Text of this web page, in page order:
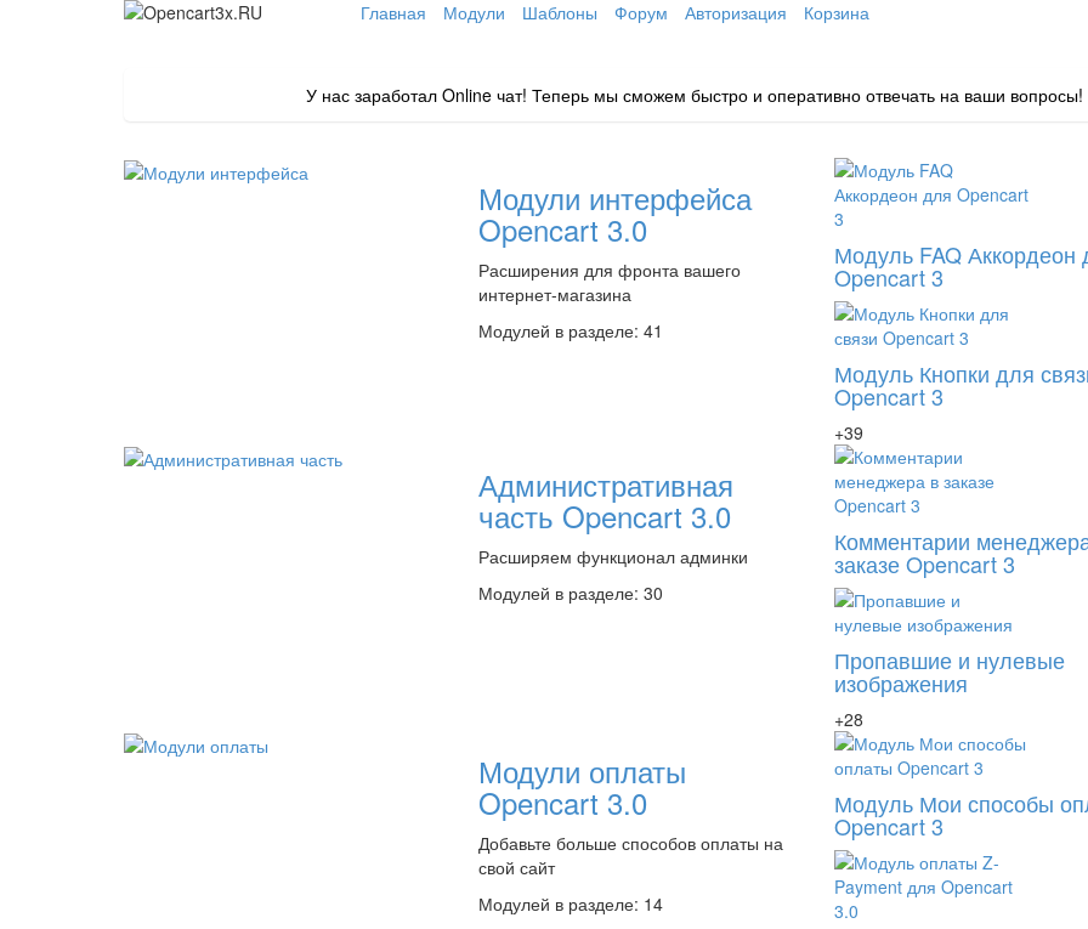
Главная Модули Шаблоны Форум Авторизация Корзина
У нас заработал Online чат! Теперь мы сможем быстро и оперативно отвечать на ваши вопросы!
Модули интерфейса
Opencart 3.0
Расширения для фронта вашего
интернет-магазина
Модулей в разделе: 41
Модуль FAQ Аккордеон
Opencart 3
Модуль Кнопки для
Opencart 3
+39
Административная
часть Opencart 3.0
Расширяем функционал админки
Модулей в разделе: 30
Комментарии
заказе Opencart 3
Пропавшие и нулевые
изображения
+28
Модули оплаты
Opencart 3.0
Добавьте больше способов оплаты на
свой сайт
Модулей в разделе: 14
Модуль Мои способы
Opencart 3